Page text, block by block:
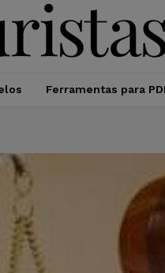
Ferramentas para